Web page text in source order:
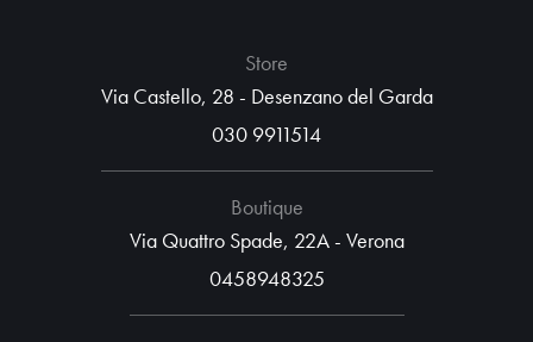
Store
Via Castello, 28 - Desenzano del Garda
030 9911514
Boutique
Via Quattro Spade, 22A - Verona
0458948325